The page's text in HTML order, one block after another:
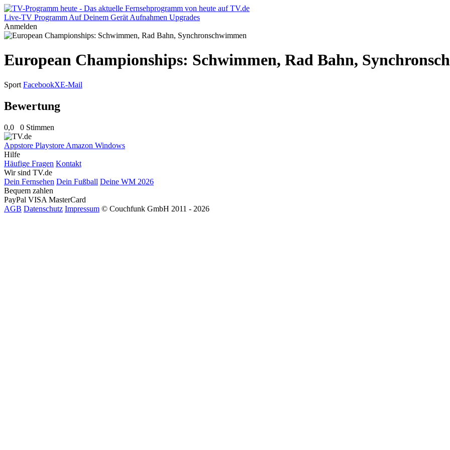
Live-TV Programm Auf Deinem Gerät Aufnahmen Upgrades
Anmelden
European Championships: Schwimmen, Rad Bahn,
Sport FacebookXE-Mail
Bewertung
0,0 0 Stimmen
Appstore Playstore Amazon Windows
Hilfe
Häufige Fragen Kontakt
Wir sind TV.de
Dein Fernsehen Dein Fußball Deine WM 2026
Bequem zahlen
PayPal VISA MasterCard
AGB Datenschutz Impressum © Couchfunk GmbH 2011 - 2026